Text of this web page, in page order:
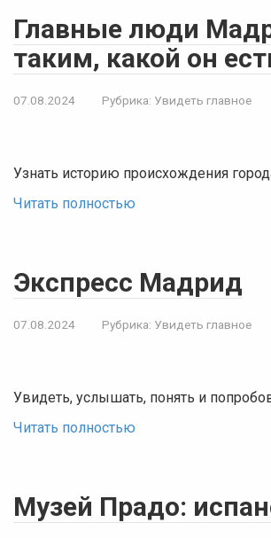
Главные люди
таким, какой он
07.08.2024 Рубрика: Увидеть главное
Узнать историю происхождения
Читать полностью
Экспресс Мадрид
07.08.2024 Рубрика: Увидеть главное
Увидеть, услышать, понять и
Читать полностью
Музей Прадо: